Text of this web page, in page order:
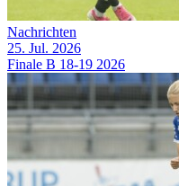
Nachrichten
25. Jul. 2026
Finale B 18-19 2026